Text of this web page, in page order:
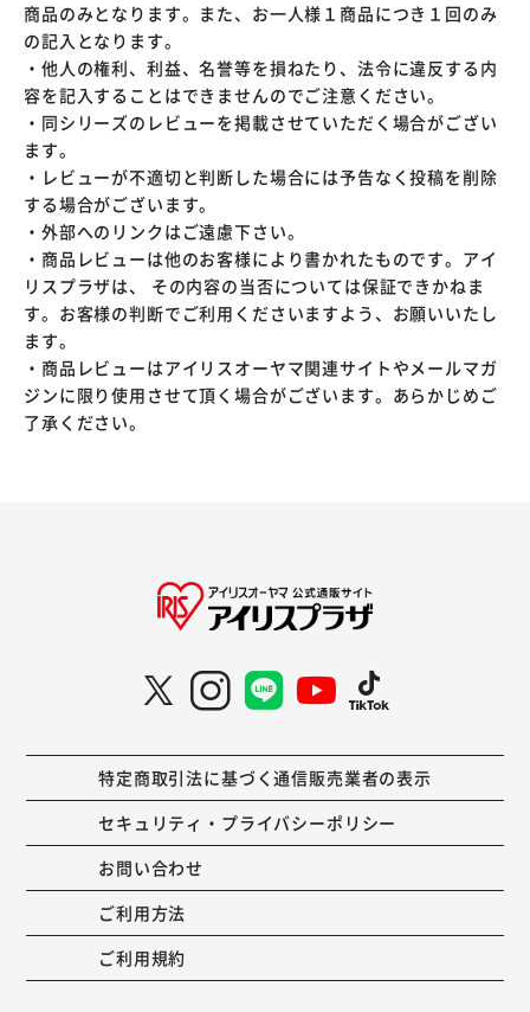
商品のみとなります。また、お一人様１商品につき１回のみ
の記入となります。
・他人の権利、利益、名誉等を損ねたり、法令に違反する内
容を記入することはできませんのでご注意ください。
・同シリーズのレビューを掲載させていただく場合がござい
ます。
・レビューが不適切と判断した場合には予告なく投稿を削除
する場合がございます。
・外部へのリンクはご遠慮下さい。
・商品レビューは他のお客様により書かれたものです。アイ
リスプラザは、 その内容の当否については保証できかねま
す。お客様の判断でご利用くださいますよう、お願いいたし
ます。
・商品レビューはアイリスオーヤマ関連サイトやメールマガ
ジンに限り使用させて頂く場合がございます。あらかじめご
了承ください。
特定商取引法に基づく通信販売業者の表示
セキュリティ・プライバシーポリシー
お問い合わせ
ご利用方法
ご利用規約